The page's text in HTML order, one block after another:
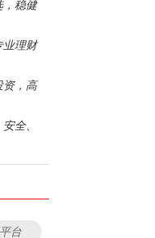
，稳健
业理财
资，高
全、
台